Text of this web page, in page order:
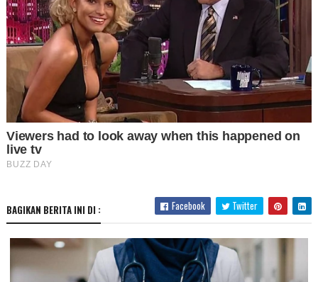
BAGIKAN BERITA INI DI : Facebook Twitter